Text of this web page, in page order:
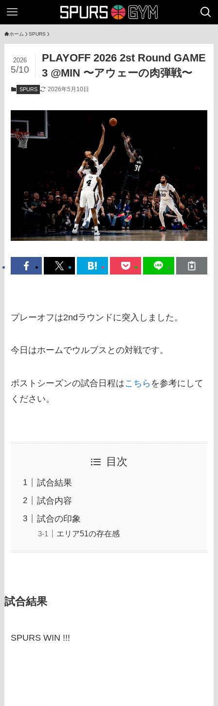
ホーム SPURS
PLAYOFF 2026 2st Round GAME
3 @MIN 〜アウェーの肉弾戦〜
2026
5/10
SPURS 2026年5月10日
プレーオフは2ndラウンドに突入しました。
今日はホームでウルブスとの対戦です。
ポストシーズンの試合日程はこちら を参考にして
ください。
目次
試合結果
試合内容
試合の印象
エリア51の存在感
試合結果
SPURS WIN !!!